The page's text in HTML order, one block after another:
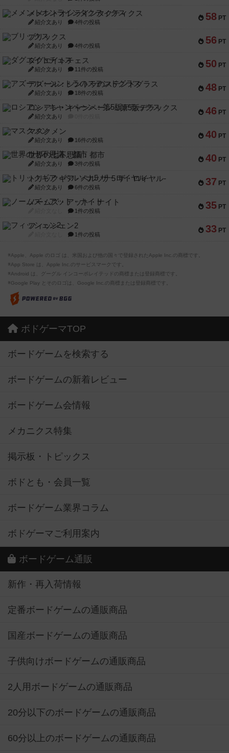
58 PT
メメントオンラインタクティクス
紹介文あり 4件の投稿
56 PT
ブリックス
紹介文あり 4件の投稿
50 PT
ダグエイトチェス
紹介文あり 11件の投稿
48 PT
アズール：シントラのステンドグラス
紹介文あり 18件の投稿
46 PT
ロシアン・キャンペーン：第5版デラックス
紹介文あり
40 PT
マスクメン
紹介文あり 16件の投稿
40 PT
世界の七不思議：都市
紹介文あり 3件の投稿
37 PT
トリックギア - ペルソナ5 ザ・ロイヤル-
紹介文あり 6件の投稿
35 PT
ノームズ・アット・ナイト
1件の投稿
33 PT
フィッシェン2
1件の投稿
※Apple、Apple のロゴ は、米国および他の国々で登録されたApple Inc.の商標です。
※App Store は、Apple Inc.のサービスマークです。
※Android は、グーグル インコーポレイテッドの商標または登録商標です。
※Google Play とそのロゴは、Google Inc.の商標または登録商標です。
ボドゲーマTOP
ボードゲームを検索する
ボードゲームの新着レビュー
ボードゲーム会情報
メカニクス特集
掲示板・トピックス
ボドとも・会員一覧
ボードゲーム業界コラム
ボドゲーマご利用案内
ボードゲーム通販
新作・再入荷情報
定番ボードゲームの通販商品
国産ボードゲームの通販商品
子供向けボードゲームの通販商品
2人用ボードゲームの通販商品
20分以下のボードゲームの通販商品
60分以上のボードゲームの通販商品